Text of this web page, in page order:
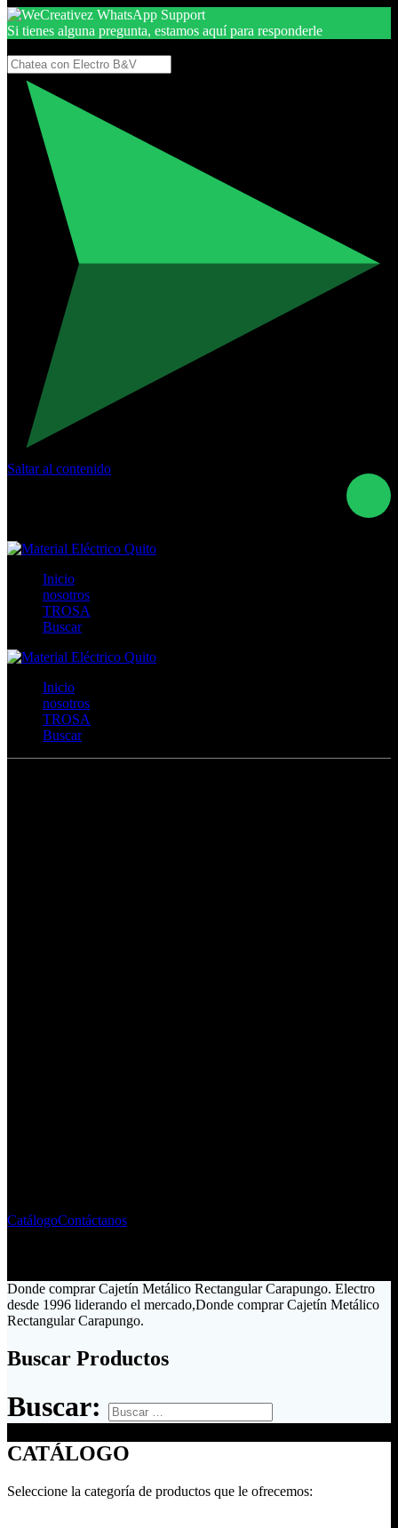
Si tienes alguna pregunta, estamos aquí para responderle
Saltar al contenido
Inicio
nosotros
TROSA
Buscar
Inicio
nosotros
TROSA
Buscar
CatálogoContáctanos
Donde comprar Cajetín Metálico Rectangular Carapungo. Electro
desde 1996 liderando el mercado,Donde comprar Cajetín Metálico
Rectangular Carapungo.
Buscar Productos
Buscar:
CATÁLOGO
Seleccione la categoría de productos que le ofrecemos: